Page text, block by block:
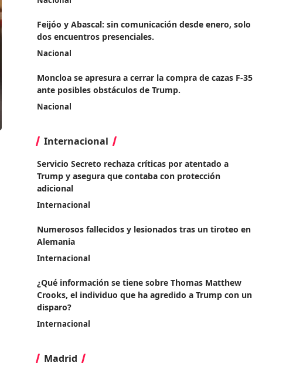
Feijóo y Abascal: sin comunicación desde enero, solo
dos encuentros presenciales.
Nacional
Moncloa se apresura a cerrar la compra de cazas F-35
ante posibles obstáculos de Trump.
Nacional
Internacional
Servicio Secreto rechaza críticas por atentado a
Trump y asegura que contaba con protección
adicional
Internacional
Numerosos fallecidos y lesionados tras un tiroteo en
Alemania
Internacional
¿Qué información se tiene sobre Thomas Matthew
Crooks, el individuo que ha agredido a Trump con un
disparo?
Internacional
Madrid